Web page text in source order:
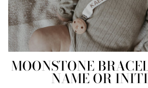
MOONSTONE
NAME OR